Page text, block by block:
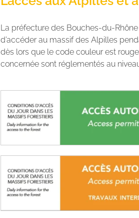
La préfecture des Bouches-du-Rhône
d’accéder au massif des Alpilles
dès lors que le code couleur est
concernée sont réglementés au